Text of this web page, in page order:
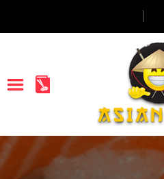
ACCUEIL